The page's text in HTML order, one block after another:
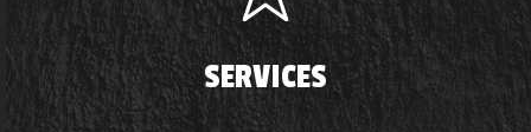
SERVICES